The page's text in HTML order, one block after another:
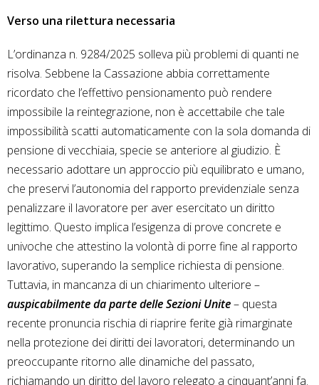
Verso una rilettura necessaria
L’ordinanza n. 9284/2025 solleva più problemi di quanti ne
risolva. Sebbene la Cassazione abbia correttamente
ricordato che l’effettivo pensionamento può rendere
impossibile la reintegrazione, non è accettabile che tale
impossibilità scatti automaticamente con la sola domanda di
pensione di vecchiaia, specie se anteriore al giudizio. È
necessario adottare un approccio più equilibrato e umano,
che preservi l’autonomia del rapporto previdenziale senza
penalizzare il lavoratore per aver esercitato un diritto
legittimo. Questo implica l’esigenza di prove concrete e
univoche che attestino la volontà di porre fine al rapporto
lavorativo, superando la semplice richiesta di pensione.
Tuttavia, in mancanza di un chiarimento ulteriore –
auspicabilmente da parte delle Sezioni Unite– questa
recente pronuncia rischia di riaprire ferite già rimarginate
nella protezione dei diritti dei lavoratori, determinando un
preoccupante ritorno alle dinamiche del passato,
richiamando un diritto del lavoro relegato a cinquant’anni fa.